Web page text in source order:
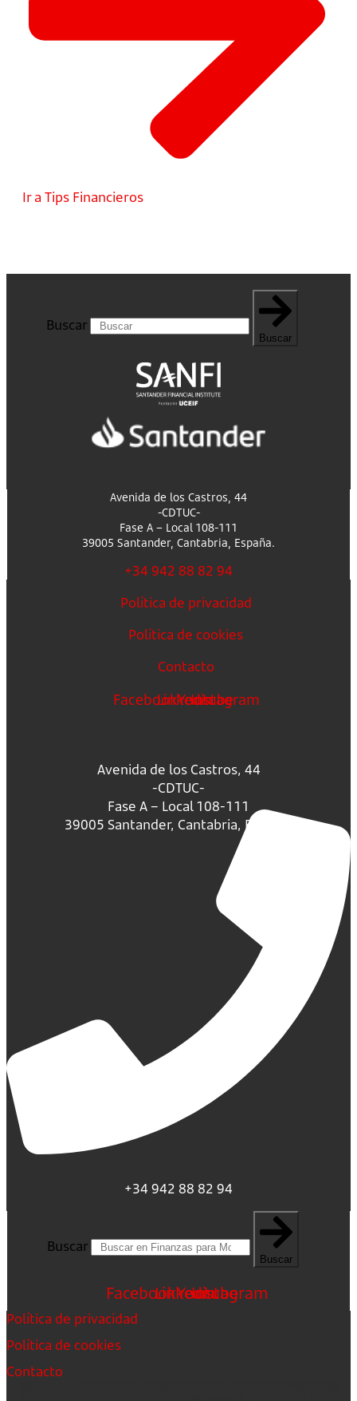
Ir a Tips Financieros
Buscar
Buscar
Avenida de los Castros, 44
-CDTUC-
Fase A – Local 108-111
39005 Santander, Cantabria, España.
+34 942 88 82 94
Política de privacidad
Política de cookies
Contacto
FacebookLinkedin
Youtube
Instagram
Avenida de los Castros, 44
-CDTUC-
Fase A – Local 108-111
39005 Santander, Cantabria, España.
+34 942 88 82 94
Buscar
Buscar
FacebookLinkedin
Youtube
Instagram
Política de privacidad
Política de cookies
Contacto